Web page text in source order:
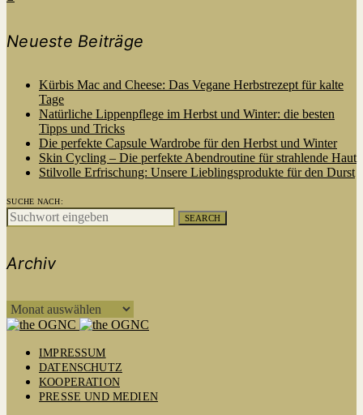
Neueste Beiträge
Kürbis Mac and Cheese: Das Vegane Herbstrezept für kalte
Tage
Natürliche Lippenpflege im Herbst und Winter: die besten
Tipps und Tricks
Die perfekte Capsule Wardrobe für den Herbst und Winter
Skin Cycling – Die perfekte Abendroutine für strahlende Haut
Stilvolle Erfrischung: Unsere Lieblingsprodukte für den Durst
SUCHE NACH:
SEARCH
Archiv
ARCHIV
IMPRESSUM
DATENSCHUTZ
KOOPERATION
PRESSE UND MEDIEN